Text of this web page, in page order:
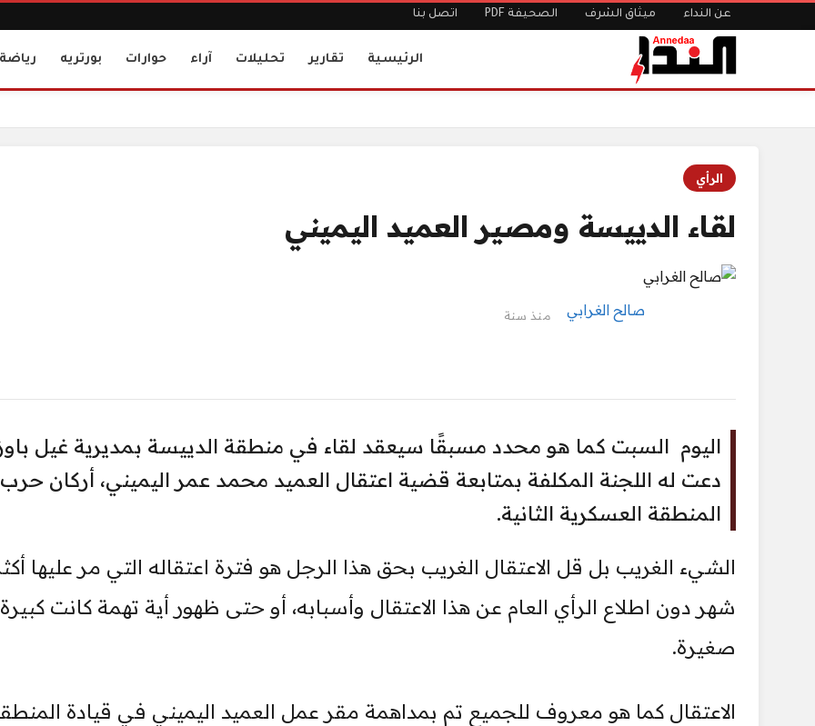
عن النداء ميثاق الشرف الصحيفة PDF اتصل بنا
الرئيسية تقارير تحليلات آراء حوارات بورتريه رياضة
الرأي
لقاء الدييسة ومصير العميد اليميني
صالح الغرابي منذ سنة
اليوم السبت كما هو محدد مسبقًا سيعقد لقاء في منطقة الدييسة بمديرية غيل
دعت له اللجنة المكلفة بمتابعة قضية اعتقال العميد محمد عمر اليميني، أركان حرب
المنطقة العسكرية الثانية.
الشيء الغريب بل قل الاعتقال الغريب بحق هذا الرجل هو فترة اعتقاله التي مر عليها
شهر دون اطلاع الرأي العام عن هذا الاعتقال وأسبابه، أو حتى ظهور أية تهمة كانت
صغيرة.
الاعتقال كما هو معروف للجميع تم بمداهمة مقر عمل العميد اليميني في قيادة